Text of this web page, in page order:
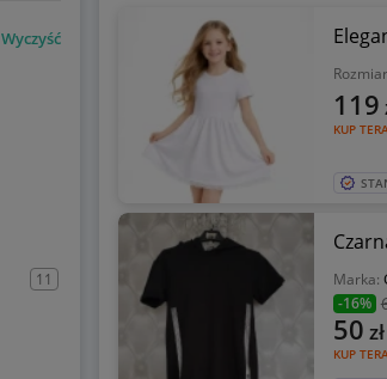
Wyczyść
11
KUP
119
Marka:
-16%
KUP
50 zł